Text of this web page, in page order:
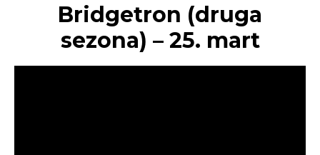
Bridgetron (druga
sezona) – 25. mart